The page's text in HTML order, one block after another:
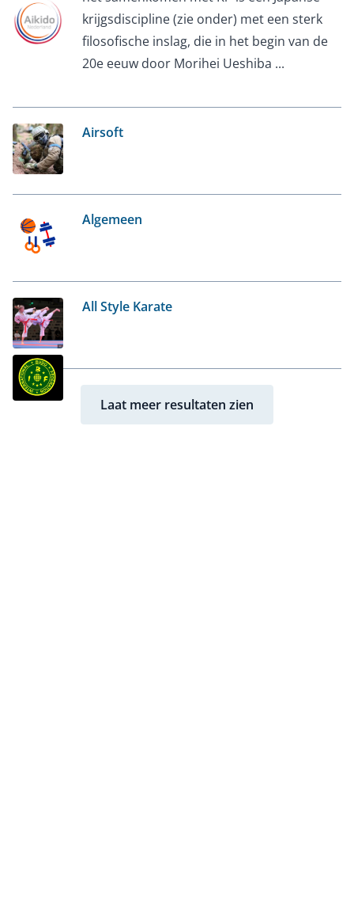
krijgsdiscipline (zie onder) met een sterk
filosofische inslag, die in het begin van de
20e eeuw door Morihei Ueshiba ...
Airsoft
Algemeen
All Style Karate
Laat meer resultaten zien